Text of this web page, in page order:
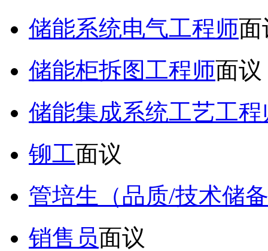
储能系统电气工程师面
储能柜拆图工程师面议
储能集成系统工艺工程
铆工面议
管培生（品质/技术储
销售员面议